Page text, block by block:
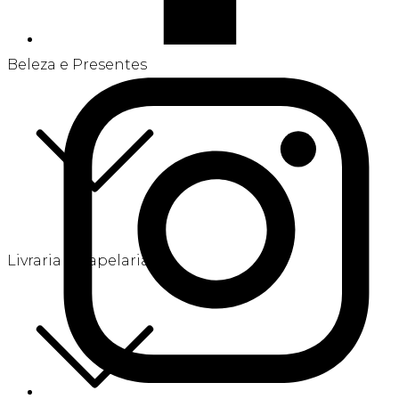
Beleza e Presentes
Livraria e Papelaria